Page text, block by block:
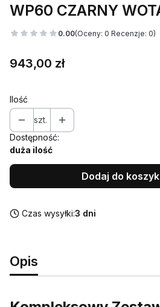
WP60 CZARNY
0.00(Oceny: 0 Recenzje: 0)
Cena
943,00 zł
Ilość
szt.
Dostępność:
duża ilość
Dodaj do
Czas wysyłki:3 dni
Opis